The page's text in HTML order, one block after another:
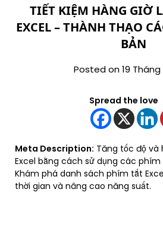
TIẾT KIỆM HÀNG GIỜ
EXCEL – THÀNH THẠO
BẢN
Posted on 19 Tháng
Spread the love
Meta Description: Tăng tốc độ và
Excel bằng cách sử dụng các
Khám phá danh sách phím tắt
thời gian và nâng cao năng suất.